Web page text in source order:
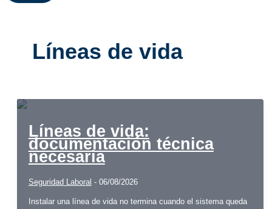
Líneas de vida
Líneas de vida:
documentación técnica
necesaria
Seguridad Laboral - 06/08/2026
Instalar una línea de vida no termina cuando el sistema queda